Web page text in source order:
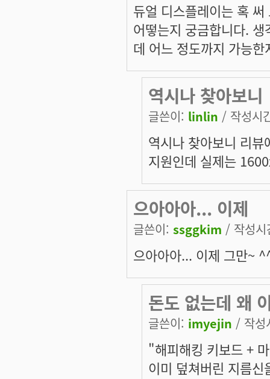
듀얼 디스플레이는 혹
어떻는지 궁금합니다.
데 어느 정도까지 가능
역시나 찾아보니
글쓴이: linlin / 작성시
역시나 찾아보니 리
지원인데 실제는
으아아아... 이제
글쓴이: ssggkim / 작성
으아아아... 이제 그만~
돈도 없는데 왜
글쓴이: imyejin / 작
"해피해킹 키보드 +
이미 덮쳐버린 지름신